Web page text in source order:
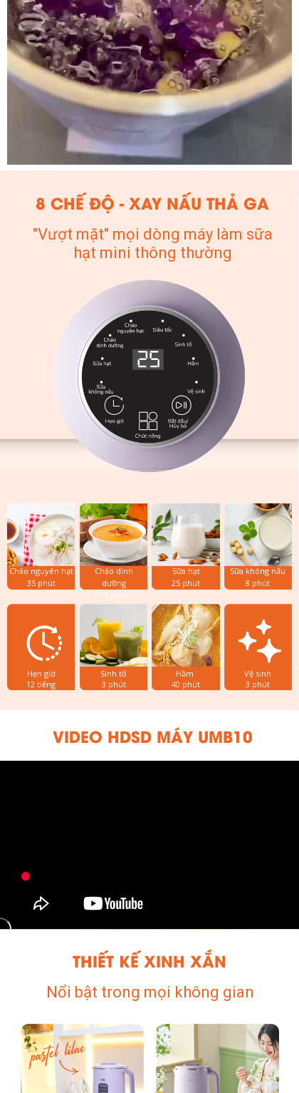
8 CHẾ ĐỘ - XAY NẤU THẢ GA
"Vượt mặt" mọi dòng máy làm sữa
hạt mini thông thường
Cháo nguyên hạt
35 phút
Cháo dinh
dưỡng
25 phút
Sữa hạt
25 phút
Sữa không nấu
8 phút
Hẹn giờ
12 tiếng
Sinh tố
3 phút
Hầm
40 phút
Vệ sinh
3 phút
VIDEO HDSD MÁY UMB10
THIẾT KẾ XINH XẮN
Nổi bật trong mọi không gian